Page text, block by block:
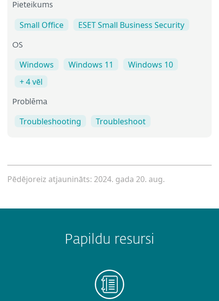
Pieteikums
Small Office ESET Small Business Security
OS
Windows Windows 11
Windows 10
+ 4 vēl
Problēma
Troubleshooting Troubleshoot
Pēdējoreiz atjaunināts: 2024. gada 20. aug.
Papildu resursi